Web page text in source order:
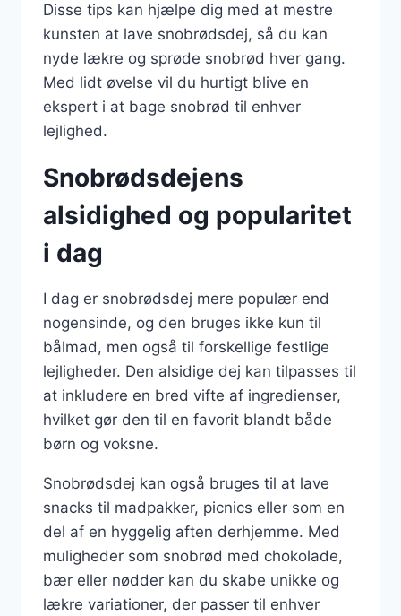
Disse tips kan hjælpe dig med at mestre
kunsten at lave snobrødsdej, så du kan
nyde lækre og sprøde snobrød hver gang.
Med lidt øvelse vil du hurtigt blive en
ekspert i at bage snobrød til enhver
lejlighed.
Snobrødsdejens
alsidighed og popularitet
i dag
I dag er snobrødsdej mere populær end
nogensinde, og den bruges ikke kun til
bålmad, men også til forskellige festlige
lejligheder. Den alsidige dej kan tilpasses til
at inkludere en bred vifte af ingredienser,
hvilket gør den til en favorit blandt både
børn og voksne.
Snobrødsdej kan også bruges til at lave
snacks til madpakker, picnics eller som en
del af en hyggelig aften derhjemme. Med
muligheder som snobrød med chokolade,
bær eller nødder kan du skabe unikke og
lækre variationer, der passer til enhver